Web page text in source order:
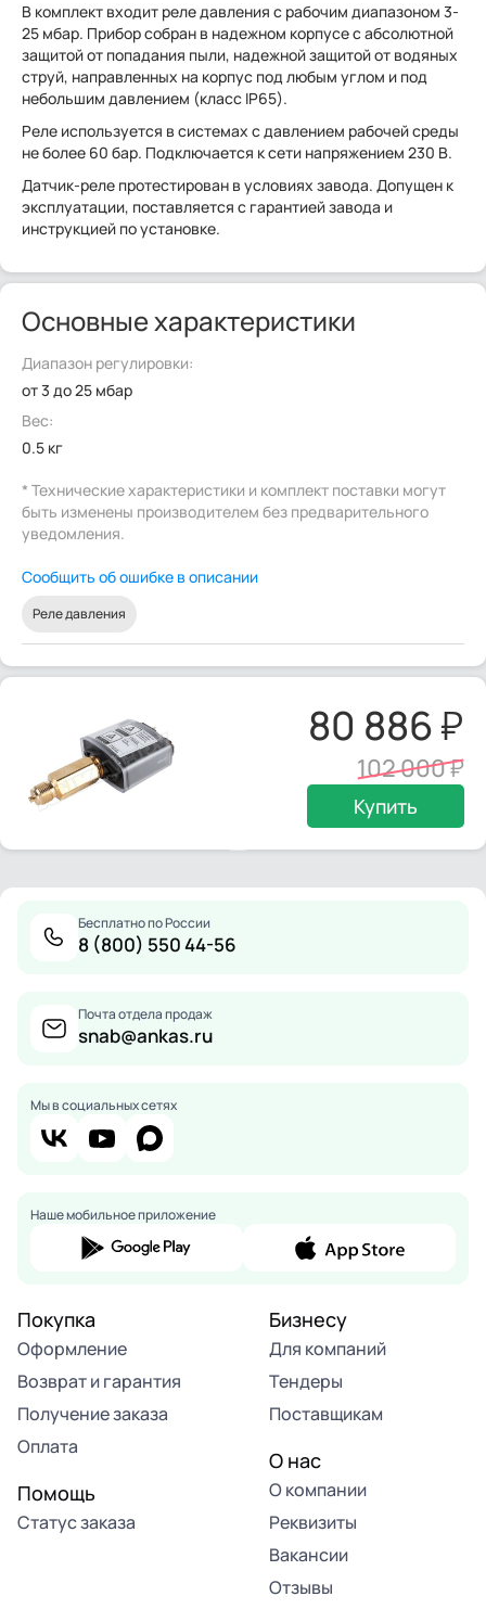
В комплект входит реле давления с рабочим диапазоном 3-
25 мбар. Прибор собран в надежном корпусе с абсолютной
защитой от попадания пыли, надежной защитой от водяных
струй, направленных на корпус под любым углом и под
небольшим давлением (класс IP65).
Реле используется в системах с давлением рабочей среды
не более 60 бар. Подключается к сети напряжением 230 В.
Датчик-реле протестирован в условиях завода. Допущен к
эксплуатации, поставляется с гарантией завода и
инструкцией по установке.
Основные характеристики
Диапазон регулировки:
от 3 до 25 мбар
Вес:
0.5 кг
* Технические характеристики и комплект поставки могут
быть изменены производителем без предварительного
уведомления.
Сообщить об ошибке в описании
Реле давления
80 886
102 000
Купить
Бесплатно по России
8 (800) 550 44-56
Почта отдела продаж
snab@ankas.ru
Мы в социальных сетях
Наше мобильное приложение
Покупка
Оформление
Возврат и гарантия
Получение заказа
Оплата
Помощь
Статус заказа
Бизнесу
Для компаний
Тендеры
Поставщикам
О нас
О компании
Реквизиты
Вакансии
Отзывы